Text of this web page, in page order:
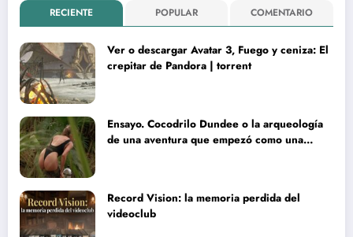
RECIENTE POPULAR COMENTARIO
Ver o descargar Avatar 3, Fuego y ceniza: El
crepitar de Pandora | torrent
Ensayo. Cocodrilo Dundee o la arqueología
de una aventura que empezó como una
Record Vision: la memoria perdida del
videoclub